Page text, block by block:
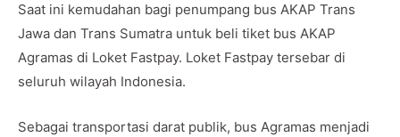
Saat ini kemudahan bagi penumpang bus AKAP Trans
Jawa dan Trans Sumatra untuk beli tiket bus AKAP
Agramas di Loket Fastpay. Loket Fastpay tersebar di
seluruh wilayah Indonesia.
Sebagai transportasi darat publik, bus Agramas menjadi